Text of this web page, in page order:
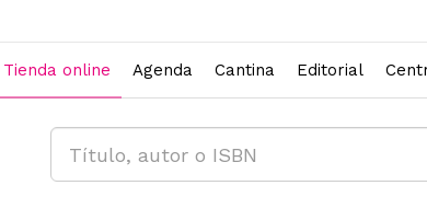
Tienda online Agenda Cantina Editorial